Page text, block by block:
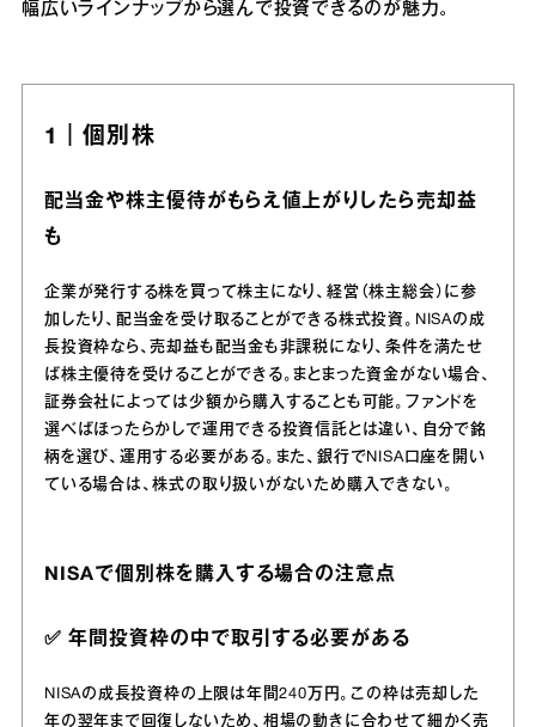
幅広いラインナップから選んで投資できるのが魅力。
1｜個別株
配当金や株主優待がもらえ値上がりしたら売却益
も
企業が発行する株を買って株主になり、経営（株主総会）に参
加したり、配当金を受け取ることができる株式投資。NISAの成
長投資枠なら、売却益も配当金も非課税になり、条件を満たせ
ば株主優待を受けることができる。まとまった資金がない場合、
証券会社によっては少額から購入することも可能。ファンドを
選べばほったらかしで運用できる投資信託とは違い、自分で銘
柄を選び、運用する必要がある。また、銀行でNISA口座を開い
ている場合は、株式の取り扱いがないため購入できない。
NISAで個別株を購入する場合の注意点
✅️ 年間投資枠の中で取引する必要がある
NISAの成長投資枠の上限は年間240万円。この枠は売却した
年の翌年まで回復しないため、相場の動きに合わせて細かく売